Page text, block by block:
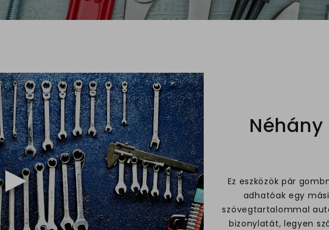
Ez eszközök pár
adhatóak egy
szövegtartalommal
bizonylatát, legyen